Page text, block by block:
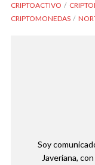
CRIPTOACTIVO
CRIPTOMONEDAS
Soy
Javeriana,